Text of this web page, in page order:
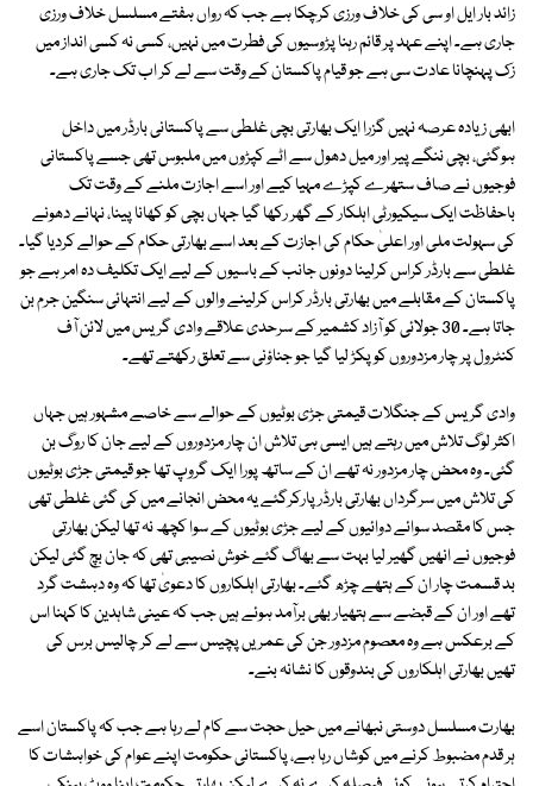
زائد بار ایل او سی کی خلاف ورزی کرچکا ہے جب کہ رواں ہفتے مسلسل خلاف ورزی
جاری ہے۔ اپنے عہد پر قائم رہنا پڑوسیوں کی فطرت میں نہیں، کسی نہ کسی انداز میں
زک پہنچانا عادت سی ہے جو قیام پاکستان کے وقت سے لے کر اب تک جاری ہے۔
ابھی زیادہ عرصہ نہیں گزرا ایک بھارتی بچی غلطی سے پاکستانی بارڈر میں داخل
ہوگئی، بچی ننگے پیر اور میل دھول سے اٹے کپڑوں میں ملبوس تھی جسے پاکستانی
فوجیوں نے صاف ستھرے کپڑے مہیا کیے اور اسے اجازت ملنے کے وقت تک
باحفاظت ایک سیکیورٹی اہلکار کے گھر رکھا گیا جہاں بچی کو کھانا پینا، نہانے دھونے
کی سہولت ملی اور اعلیٰ حکام کی اجازت کے بعد اسے بھارتی حکام کے حوالے کردیا گیا۔
غلطی سے بارڈر کراس کرلینا دونوں جانب کے باسیوں کے لیے ایک تکلیف دہ امر ہے جو
پاکستان کے مقابلے میں بھارتی بارڈر کراس کرلینے والوں کے لیے انتہائی سنگین جرم بن
جاتا ہے۔ 30 جولائی کو آزاد کشمیر کے سرحدی علاقے وادی گریس میں لائن آف
کنٹرول پر چار مزدوروں کو پکڑ لیا گیا جو جناؤنی سے تعلق رکھتے تھے۔
وادی گریس کے جنگلات قیمتی جڑی بوٹیوں کے حوالے سے خاصے مشہور ہیں جہاں
اکثر لوگ تلاش میں رہتے ہیں ایسی ہی تلاش ان چار مزدوروں کے لیے جان کا روگ بن
گئی۔ وہ محض چار مزدور نہ تھے ان کے ساتھ پورا ایک گروپ تھا جو قیمتی جڑی بوٹیوں
کی تلاش میں سرگرداں بھارتی بارڈر پارکرگئے یہ محض انجانے میں کی گئی غلطی تھی
جس کا مقصد سوائے دوائیوں کے لیے جڑی بوٹیوں کے سوا کچھ نہ تھا لیکن بھارتی
فوجیوں نے انھیں گھیر لیا بہت سے بھاگ گئے خوش نصیبی تھی کہ جان بچ گئی لیکن
بد قسمت چار ان کے ہتھے چڑھ گئے۔ بھارتی اہلکاروں کا دعویٰ تھا کہ وہ دہشت گرد
تھے اور ان کے قبضے سے ہتھیار بھی برآمد ہوئے ہیں جب کہ عینی شاہدین کا کہنا اس
کے برعکس ہے وہ معصوم مزدور جن کی عمریں پچیس سے لے کر چالیس برس کی
تھیں بھارتی اہلکاروں کی بندوقوں کا نشانہ بنے۔
بھارت مسلسل دوستی نبھانے میں حیل حجت سے کام لے رہا ہے جب کہ پاکستان اسے
ہر قدم مضبوط کرنے میں کوشاں رہا ہے، پاکستانی حکومت اپنے عوام کی خواہشات کا